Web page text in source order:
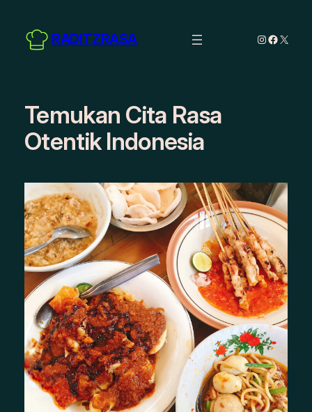
content
RADITZRASA Instagram
X
Temukan Cita Rasa
Otentik Indonesia